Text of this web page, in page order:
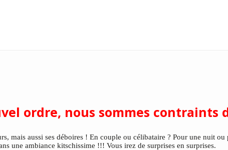
ordre, nous sommes contraints
mais aussi ses déboires ! En couple ou célibataire ? Pour une nuit
une ambiance kitschissime !!! Vous irez de surprises en surprises.